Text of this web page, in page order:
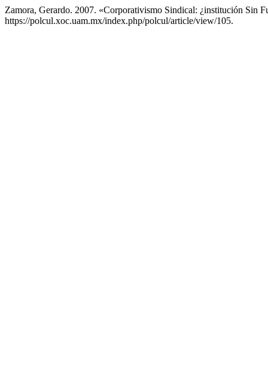
Zamora, Gerardo. 2007. «Corporativismo Sindical: ¿institución Sin
https://polcul.xoc.uam.mx/index.php/polcul/article/view/105.